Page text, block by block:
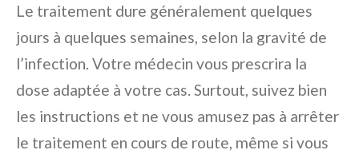
Le traitement dure généralement quelques
jours à quelques semaines, selon la gravité de
l’infection. Votre médecin vous prescrira la
dose adaptée à votre cas. Surtout, suivez bien
les instructions et ne vous amusez pas à arrêter
le traitement en cours de route, même si vous